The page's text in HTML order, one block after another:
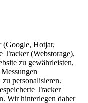
(Google, Hotjar,
Tracker (Webstorage),
zu gewährleisten,
personalisieren.
Tracker
Wir hinterlegen daher